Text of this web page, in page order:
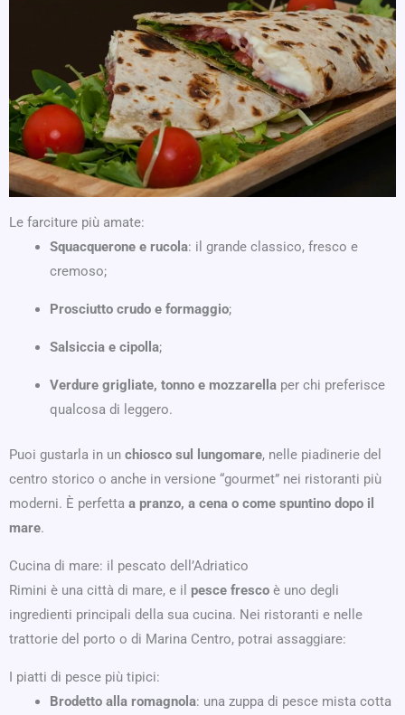
Le farciture più amate:
Squacquerone e rucola: il grande classico, fresco e
cremoso;
Prosciutto crudo e formaggio;
Salsiccia e cipolla;
Verdure grigliate, tonno e mozzarella per chi preferisce
qualcosa di leggero.
Puoi gustarla in un chiosco sul lungomare, nelle piadinerie del
centro storico o anche in versione “gourmet” nei ristoranti più
moderni. È perfetta a pranzo, a cena o come spuntino dopo il
mare.
Cucina di mare: il pescato dell’Adriatico
Rimini è una città di mare, e il pesce fresco è uno degli
ingredienti principali della sua cucina. Nei ristoranti e nelle
trattorie del porto o di Marina Centro, potrai assaggiare:
I piatti di pesce più tipici:
Brodetto alla romagnola: una zuppa di pesce mista cotta